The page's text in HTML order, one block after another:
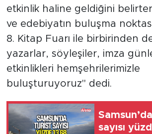
etkinlik haline geldiğini
ve edebiyatın buluşma
8. Kitap Fuarı ile birbirinden
yazarlar, söyleşiler, imza
etkinlikleri hemşehrilerimizle
buluşturuyoruz" dedi.
sayısı